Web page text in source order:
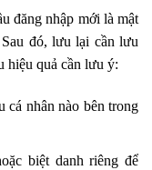
đăng nhập mới là mật
đó, lưu lại cần lưu
hiệu quả cần lưu ý:
nhân nào bên trong
biệt danh riêng để